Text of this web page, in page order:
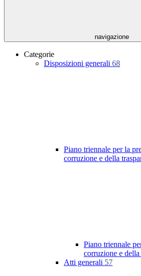
navigazione
Categorie
Disposizioni generali 68
Piano triennale per la
corruzione e della
Piano triennale
corruzione e
Atti generali 57